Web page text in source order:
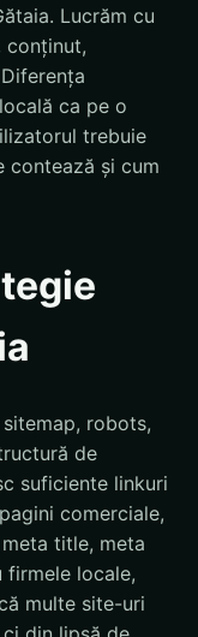
Lucrăm cu
conținut,
ca pe o
trebuie
contează și cum
robots,
de
suficiente linkuri
comerciale,
title, meta
locale,
multe site-uri